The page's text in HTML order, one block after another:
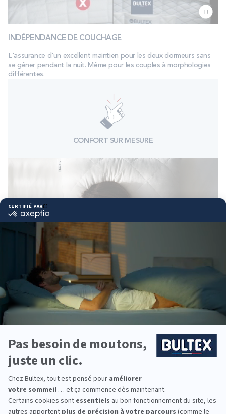
INDÉPENDANCE DE COUCHAGE
L'assurance d'un excellent maintien pour les deux dormeurs sans
se gêner pendant la nuit. Même pour les couples à morphologies
différentes.
CONFORT SUR MESURE
2 OREILLERS MEMO 3EN1 OFFERTS
le petit côté ou pour la lecture en repliant les 2 parties.
Chaque matière contribue
àaméliorer votre sommeil